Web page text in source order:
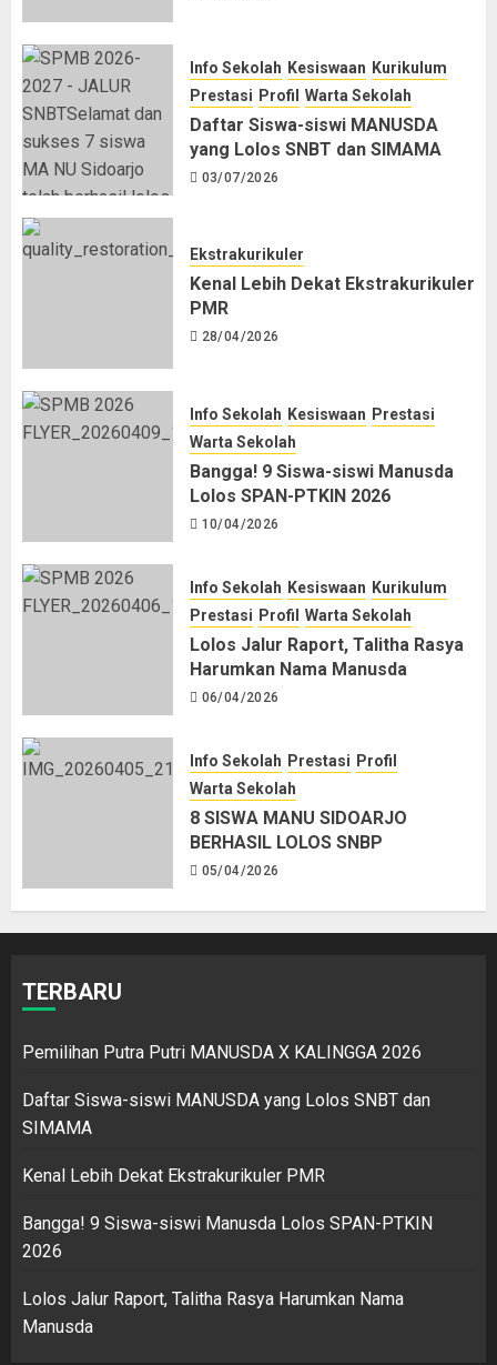
Info Sekolah Kesiswaan Kurikulum
Prestasi Profil Warta Sekolah
Daftar Siswa-siswi MANUSDA
yang Lolos SNBT dan SIMAMA
03/07/2026
Ekstrakurikuler
Kenal Lebih Dekat Ekstrakurikuler
PMR
28/04/2026
Info Sekolah Kesiswaan Prestasi
Warta Sekolah
Bangga! 9 Siswa-siswi Manusda
Lolos SPAN-PTKIN 2026
10/04/2026
Info Sekolah Kesiswaan Kurikulum
Prestasi Profil Warta Sekolah
Lolos Jalur Raport, Talitha Rasya
Harumkan Nama Manusda
06/04/2026
Info Sekolah Prestasi Profil
Warta Sekolah
8 SISWA MANU SIDOARJO
BERHASIL LOLOS SNBP
05/04/2026
TERBARU
Pemilihan Putra Putri MANUSDA X KALINGGA 2026
Daftar Siswa-siswi MANUSDA yang Lolos SNBT dan
SIMAMA
Kenal Lebih Dekat Ekstrakurikuler PMR
Bangga! 9 Siswa-siswi Manusda Lolos SPAN-PTKIN
2026
Lolos Jalur Raport, Talitha Rasya Harumkan Nama
Manusda